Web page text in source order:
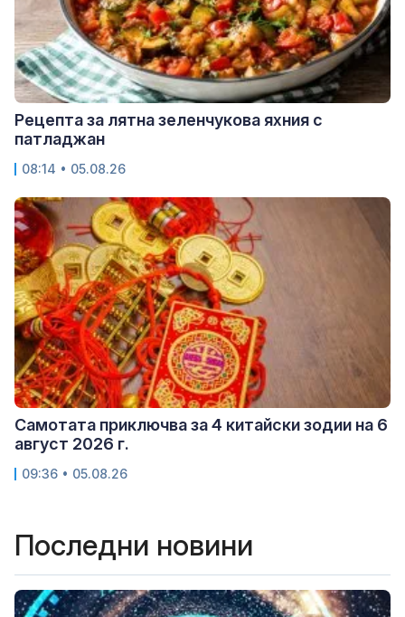
Рецепта за лятна зеленчукова яхния с
патладжан
08:14 • 05.08.26
Самотата приключва за 4 китайски зодии на 6
август 2026 г.
09:36 • 05.08.26
Последни новини